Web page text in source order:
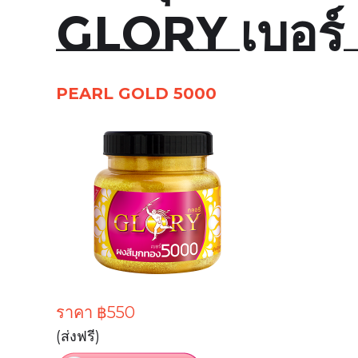
GLORY เบอ
PEARL GOLD 5000
ราคา ฿550
(ส่งฟรี)